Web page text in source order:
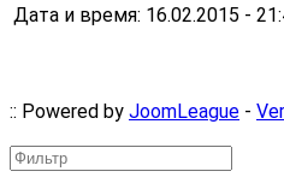
Дата и время: 16.02.2015 -
:: Powered by JoomLeague -